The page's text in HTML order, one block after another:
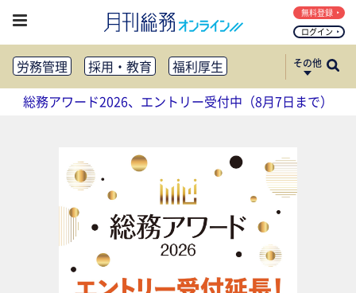
ログイン
無料登録
労務管理 採用・教育
福利厚生
健康経営
働き方改革
法務・コンプライアンス
社外・社内広報
社外・社内コミュニケーション活性化
FM・オフィス移転
CSR・SDGs
テクノロジー活用・DX
助成金・補助金・コスト削減
アウトソーシング・BPO
調査・レポート
その他
総務アワード2026、エントリー受付中（8月7日まで）